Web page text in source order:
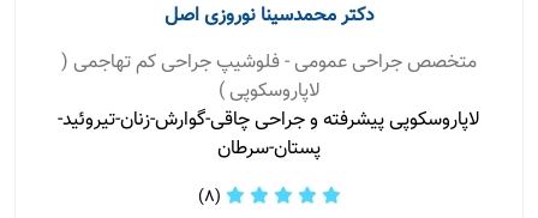
دکتر محمدسینا نوروزی اصل
متخصص جراحی عمومی - فلوشیپ جراحی کم تهاجمی (
لاپاروسکوپی )
لاپاروسکوپی پیشرفته و جراحی چاقی-گوارش-زنان-تیروئید-
پستان-سرطان
(8)